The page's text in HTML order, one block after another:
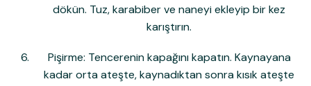
dökün. Tuz, karabiber ve naneyi ekleyip bir kez
karıştırın.
Pişirme: Tencerenin kapağını kapatın. Kaynayana
kadar orta ateşte, kaynadıktan sonrakısık ateşte